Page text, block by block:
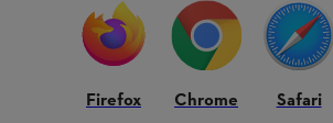
Firefox Chrome Safari